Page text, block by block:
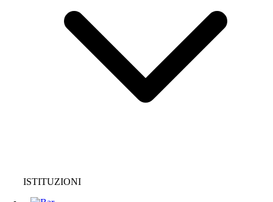
ISTITUZIONI